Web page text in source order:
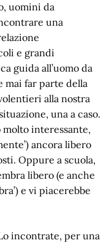
uomini da
una
e grandi
guida all’uomo da
mai far parte della
alla nostra
una a caso.
interessante,
ancora libero
Oppure a scuola,
libero (e anche
e vi piacerebbe
incontrate, per una